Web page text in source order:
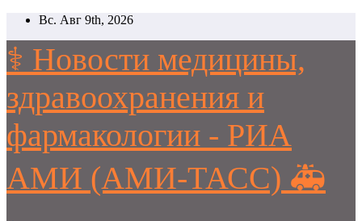
Перейти
содержимому
Вс. Авг 9th, 2026
⚕️ Новости медицины,
здравоохранения и
фармакологии - РИА
АМИ (АМИ-ТАСС) 🚑